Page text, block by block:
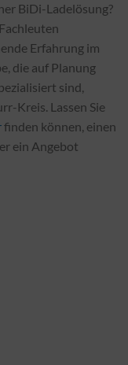
BiDi-Ladelösung?
Erfahrung im
die auf Planung
sind,
Kreis. Lassen Sie
finden können, einen
ein Angebot